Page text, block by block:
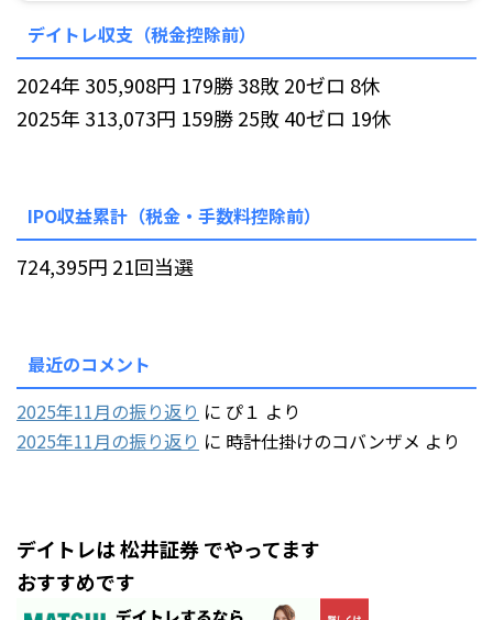
デイトレ収支（税金控除前）
2024年 305,908円 179勝 38敗 20ゼロ 8休
2025年 313,073円 159勝 25敗 40ゼロ 19休
IPO収益累計（税金・手数料控除前）
724,395円 21回当選
最近のコメント
2025年11月の振り返り に ぴ１ より
2025年11月の振り返り に 時計仕掛けのコバンザメ より
デイトレは 松井証券 でやってます
おすすめです